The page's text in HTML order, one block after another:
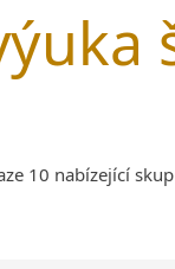
10 nabízející